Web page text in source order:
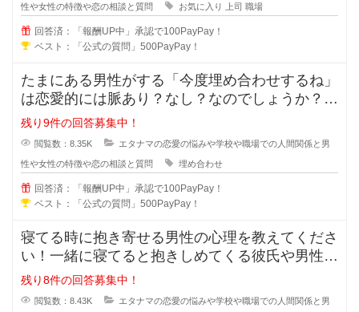
性や女性の特徴や恋の相談と質問 お気に入り 上司 職場
回答済：「報酬UP中」承認で100PayPay！
ベスト：「公式の質問」500PayPay！
たまにある男性がする「今度埋め合わせするね」
は恋愛的には脈あり？なし？なのでしょうか？本
命だから埋め合わせをするのか、恋
残り9件の回答募集中！
閲覧数：8.35K エタナマの恋愛の悩みや学校や職場での人間関係と男
性や女性の特徴や恋の相談と質問 埋め合わせ
回答済：「報酬UP中」承認で100PayPay！
ベスト：「公式の質問」500PayPay！
寝てる時に抱き寄せる男性の心理を教えてくださ
い！一緒に寝てると抱きしめてくる彼氏や男性っ
て無意識に彼女の事を抱き寄せるの
残り8件の回答募集中！
閲覧数：8.43K エタナマの恋愛の悩みや学校や職場での人間関係と男